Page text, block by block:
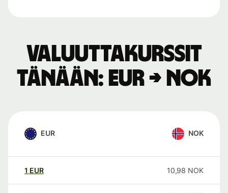
Valuuttakurssit
tänään: EUR → NOK
EUR NOK
1 EUR 10,98 NOK